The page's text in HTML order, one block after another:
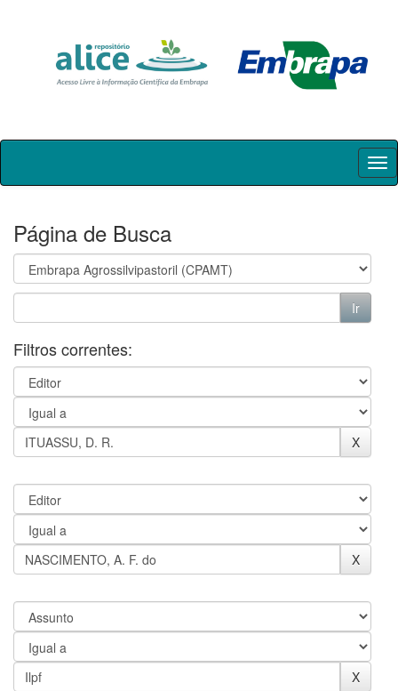
Skip
Página de Busca
Filtros correntes: